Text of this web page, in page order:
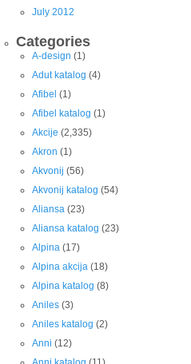
July 2012
Categories
A-design (1)
Adut katalog (4)
Afibel (1)
Afibel katalog (1)
Akcije (2,335)
Akron (1)
Akvonij (56)
Akvonij katalog (54)
Aliansa (23)
Aliansa katalog (23)
Alpina (17)
Alpina akcija (18)
Alpina katalog (8)
Aniles (3)
Aniles katalog (2)
Anni (12)